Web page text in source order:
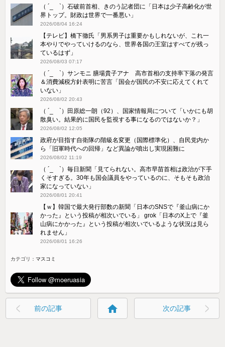
（ ´_ゝ`）石破前首相、きのう記者団に「日本は少子高齢化が世
界トップ。財政は世界で一番悪い」
2026/08/04 16:24
【テレビ】橋下徹氏「男系男子は重要かもしれないが、これ一
本やりでやっていけるのなら、世界各国の王室はすべてが残っ
ているはず」
2026/08/03 07:17
（ ´_ゝ`）サンモニ 膳場貴子アナ 高市首相の支持率下落の発言
＆消費減税方針表明に苦言「国会が国民の不安に応えてくれて
いない」
2026/08/02 20:43
（ ´_ゝ`）田原総一朗（92）、国家情報局について「いかにも胡
散臭い。結果的に国民を監視する事になるのではないか？」
2026/08/02 12:05
政府が目指す自衛隊の階級名変更（国際標準化）、自民党内か
ら「旧軍時代への回帰」など異論が噴出し実現困難に
2026/08/02 11:19
（ ´_ゝ`）毎日新聞「見てられない。高市早苗首相は政治が下手
くそすぎる。30年も国会議員をやっているのに、そもそも政治
家になっていない」
2026/08/01 20:41
【ｗ】韓国で最大発行部数の新聞「日本のSNSで『釜山病にか
かった』という投稿が相次いでいる」 grok「日本のX上で『釜
山病にかかった』という投稿が相次いでいるような状況は見ら
れません」
2026/08/01 16:26
カテゴリ：マスコミ
前の記事 home 次の記事